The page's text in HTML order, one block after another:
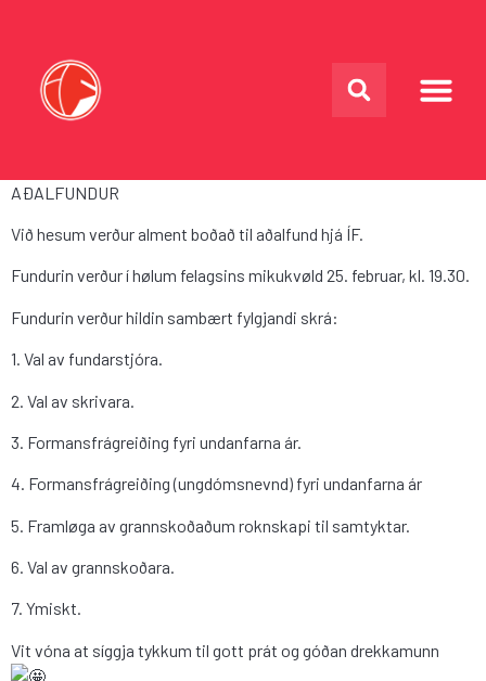
AÐALFUNDUR
Við hesum verður alment boðað til aðalfund hjá ÍF.
Fundurin verður í hølum felagsins mikukvøld 25. februar, kl. 19.30.
Fundurin verður hildin sambært fylgjandi skrá:
1. Val av fundarstjóra.
2. Val av skrivara.
3. Formansfrágreiðing fyri undanfarna ár.
4. Formansfrágreiðing (ungdómsnevnd) fyri undanfarna ár
5. Framløga av grannskoðaðum roknskapi til samtyktar.
6. Val av grannskoðara.
7. Ymiskt.
Vit vóna at síggja tykkum til gott prát og góðan drekkamunn